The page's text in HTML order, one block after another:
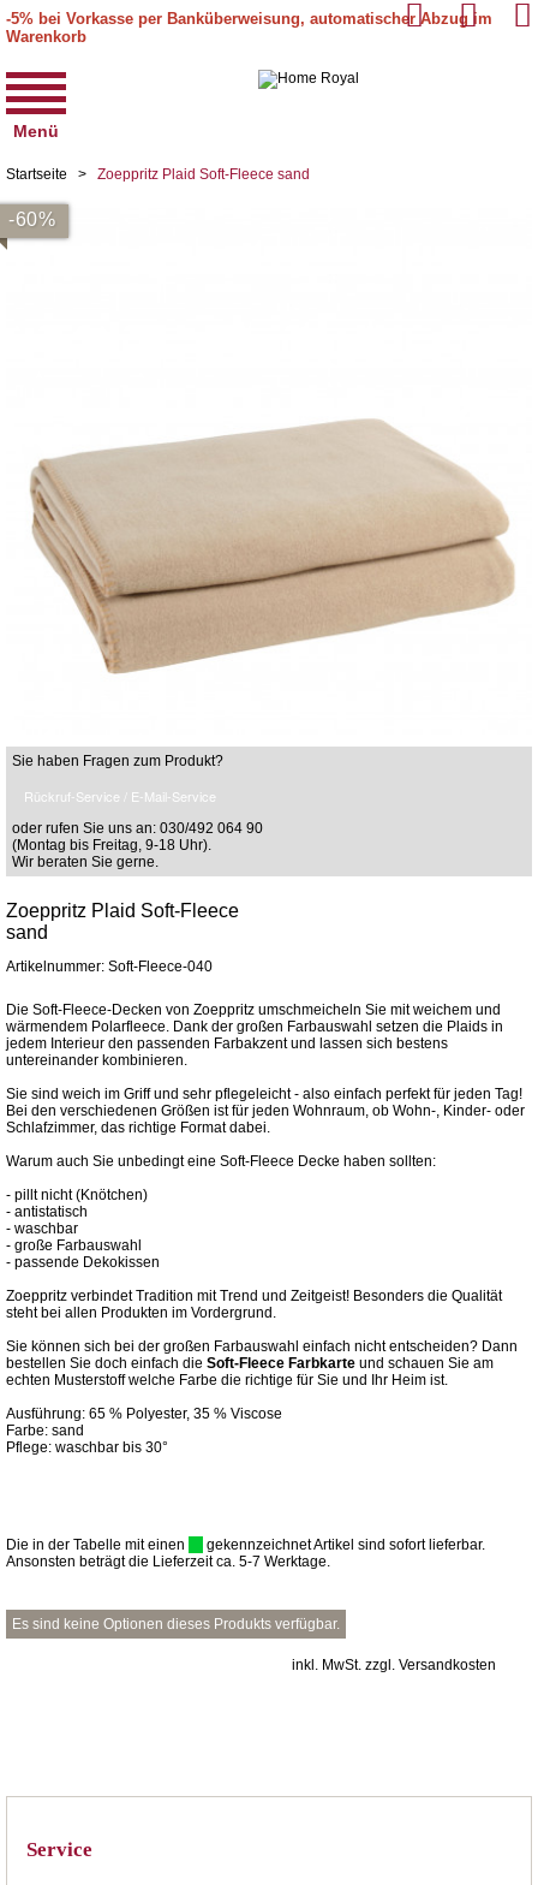
-5% bei Vorkasse per Banküberweisung, automatischer Abzug im
Warenkorb
Menü
Startseite > Zoeppritz Plaid Soft-Fleece sand
-60%
Sie haben Fragen zum Produkt?
Rückruf-Service / E-Mail-Service
oder rufen Sie uns an: 030/492 064 90
(Montag bis Freitag, 9-18 Uhr).
Wir beraten Sie gerne.
Zoeppritz Plaid Soft-Fleece
sand
Artikelnummer: Soft-Fleece-040
Die Soft-Fleece-Decken von Zoeppritz umschmeicheln Sie mit weichem und
wärmendem Polarfleece. Dank der großen Farbauswahl setzen die Plaids in
jedem Interieur den passenden Farbakzent und lassen sich bestens
untereinander kombinieren.
Sie sind weich im Griff und sehr pflegeleicht - also einfach perfekt für jeden Tag!
Bei den verschiedenen Größen ist für jeden Wohnraum, ob Wohn-, Kinder- oder
Schlafzimmer, das richtige Format dabei.
Warum auch Sie unbedingt eine Soft-Fleece Decke haben sollten:
- pillt nicht (Knötchen)
- antistatisch
- waschbar
- große Farbauswahl
- passende Dekokissen
Zoeppritz verbindet Tradition mit Trend und Zeitgeist! Besonders die Qualität
steht bei allen Produkten im Vordergrund.
Sie können sich bei der großen Farbauswahl einfach nicht entscheiden? Dann
bestellen Sie doch einfach die Soft-Fleece Farbkarte und schauen Sie am
echten Musterstoff welche Farbe die richtige für Sie und Ihr Heim ist.
Ausführung: 65 % Polyester, 35 % Viscose
Farbe: sand
Pflege: waschbar bis 30°
Die in der Tabelle mit einen
gekennzeichnet Artikel sind sofort lieferbar.
Ansonsten beträgt die Lieferzeit ca. 5-7 Werktage.
Es sind keine Optionen dieses Produkts verfügbar.
inkl. MwSt. zzgl. Versandkosten
Service